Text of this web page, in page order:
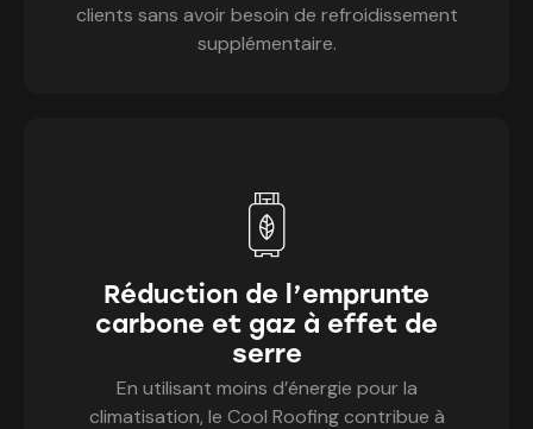
clients sans avoir besoin de refroidissement
supplémentaire.
Réduction de l’emprunte
carbone et gaz à effet de
serre
En utilisant moins d’énergie pour la
climatisation, le Cool Roofing contribue à